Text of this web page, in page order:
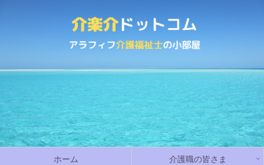
ホーム 介護職の皆さま